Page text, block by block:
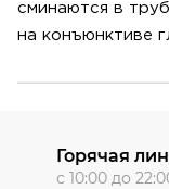
сминаются в
на конъюнктиве
Горячая
с 10:00 до